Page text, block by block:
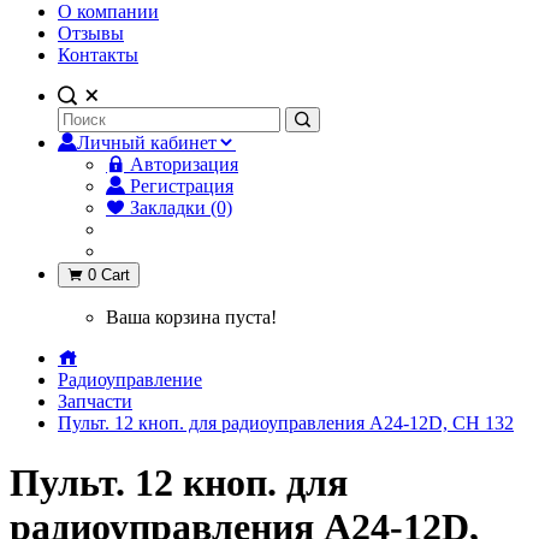
О компании
Отзывы
Контакты
Личный кабинет
Авторизация
Регистрация
Закладки (0)
0 Cart
Ваша корзина пуста!
Радиоуправление
Запчасти
Пульт. 12 кноп. для радиоуправления А24-12D, СН 132
Пульт. 12 кноп. для
радиоуправления А24-12D,